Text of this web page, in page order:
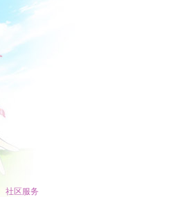
社区服务